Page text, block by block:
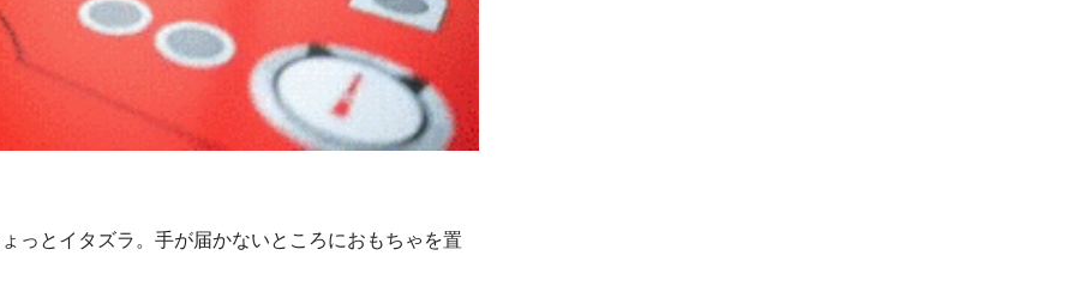
っとイタズラ。手が届かないところにおもちゃを置